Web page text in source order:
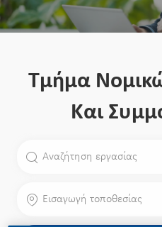
Τμήμα
Και